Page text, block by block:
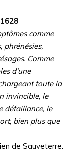
comme
phrénésies,
Comme
d’une
toute la
invincible, le
défaillance, le
bien plus que
de Sauveterre.